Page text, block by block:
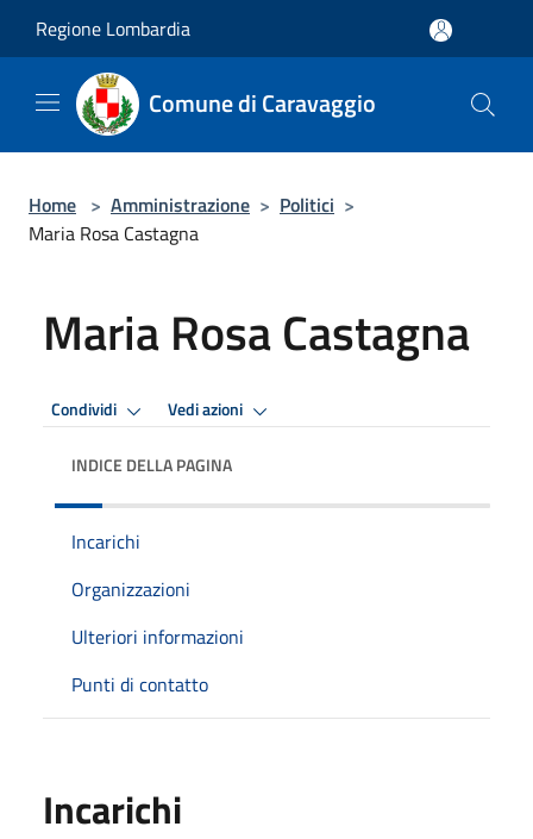
Regione Lombardia
Comune di Caravaggio
Home > Amministrazione > Politici >
Maria Rosa Castagna
Maria Rosa Castagna
Condividi Vedi azioni
INDICE DELLA PAGINA
Incarichi
Organizzazioni
Ulteriori informazioni
Punti di contatto
Incarichi